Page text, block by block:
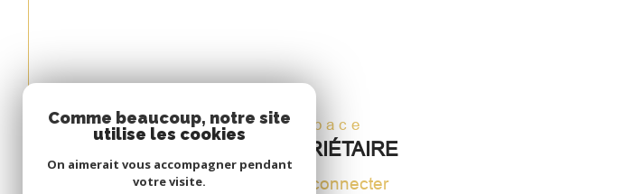
Espace
PROPRIÉTAIRE
Se connecter
Comme beaucoup, notre site
utilise les cookies
On aimerait vous accompagner pendant
votre visite.